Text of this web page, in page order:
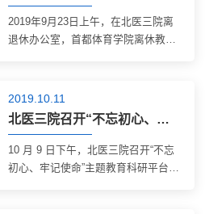
2019年9月23日上午，在北医三院离
退休办公室，首都体育学院离休教授
稳定时把我叫到床前，嘱咐我，建国
70周年要交一笔特殊党费，这是最后
的心愿。...
2019.10.11
北医三院召开“不忘初心、牢记使命”主题教育科研平台建设推进会
10 月 9 日下午，北医三院召开“不忘
初心、牢记使命”主题教育科研平台建